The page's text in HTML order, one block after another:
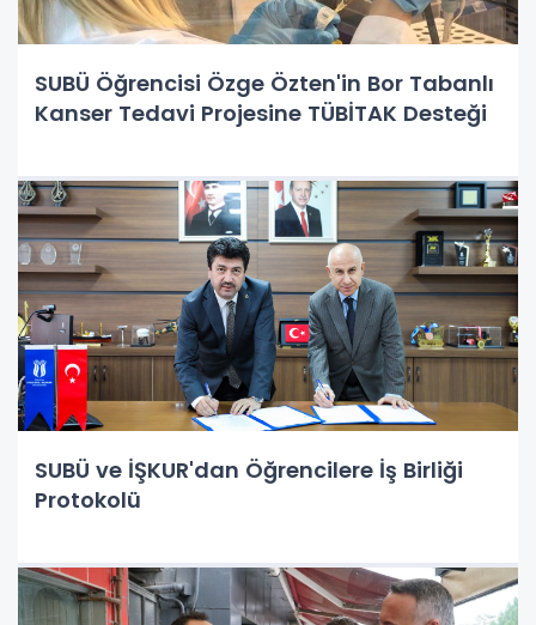
SUBÜ Öğrencisi Özge Özten'in Bor Tabanlı
Kanser Tedavi Projesine TÜBİTAK Desteği
SUBÜ ve İŞKUR'dan Öğrencilere İş Birliği
Protokolü